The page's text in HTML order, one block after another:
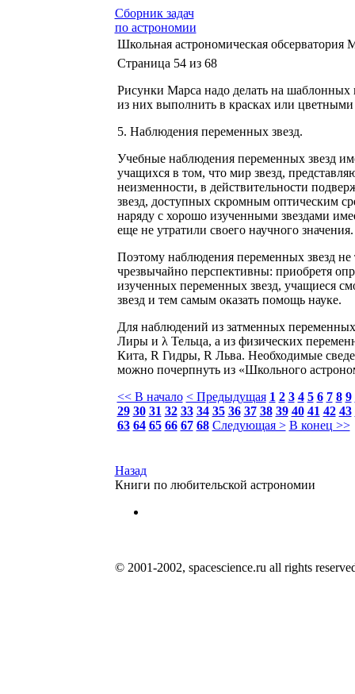
Сборник задач
по астрономии
Школьная астрономическая
Страница 54 из 68
Рисунки Марса надо делать на
из них выполнить в красках или
5. Наблюдения переменных звезд.
Учебные наблюдения переменных звезд
учащихся в том, что мир звезд,
неизменности, в действительности
звезд, доступных скромным оптическим
наряду с хорошо изученными звездами
еще не утратили своего научного значения.
Поэтому наблюдения переменных звезд не
чрезвычайно перспективны: приобретя
изученных переменных звезд, учащиеся
звезд и тем самым оказать помощь науке.
Для наблюдений из затменных
Лиры и λ Тельца, а из физических
Кита, R Гидры, R Льва. Необходимые
можно почерпнуть из «Школьного
<< В начало < Предыдущая 1 2 3 4 5 6 7 8 9
29 30 31 32 33 34 35 36 37 38 39 40 41 42 43
63 64 65 66 67 68 Следующая > В конец >>
Назад
Книги по любительской астрономии
© 2001-2002, spacescience.ru all rights